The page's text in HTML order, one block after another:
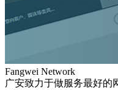
Fangwei Network
广安致力于做服务最好的